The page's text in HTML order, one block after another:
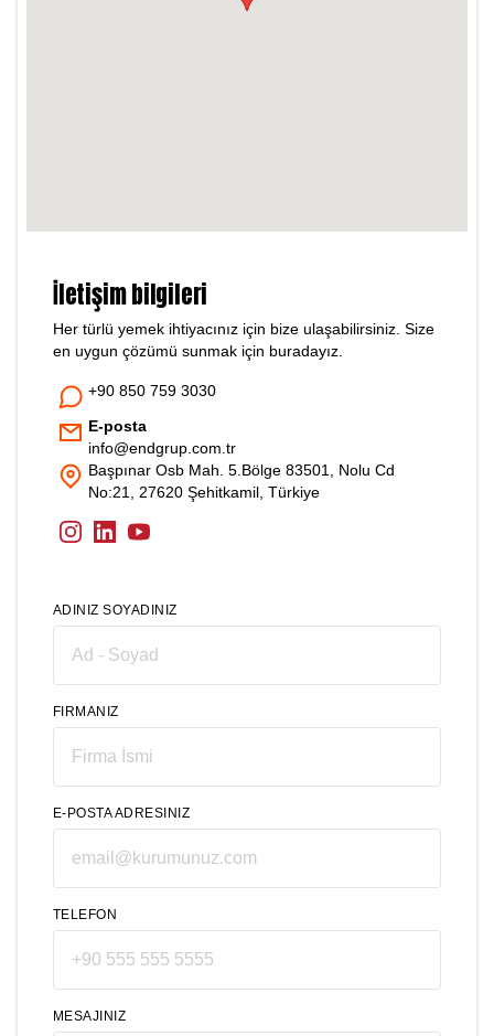
İletişim bilgileri
Her türlü yemek ihtiyacınız için bize ulaşabilirsiniz. Size
en uygun çözümü sunmak için buradayız.
+90 850 759 3030
E-posta
info@endgrup.com.tr
Başpınar Osb Mah. 5.Bölge 83501, Nolu Cd
No:21, 27620 Şehitkamil, Türkiye
Instagram
LinkedInYouTube
ADINIZ SOYADINIZ
FIRMANIZ
E-POSTA ADRESINIZ
TELEFON
MESAJINIZ